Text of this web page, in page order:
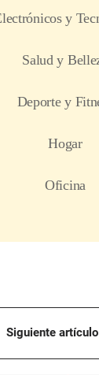
Siguiente artículo